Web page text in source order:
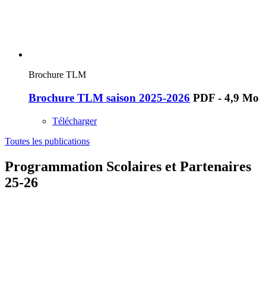
Brochure TLM
Brochure TLM saison 2025-2026 PDF - 4,9 Mo
Télécharger
Toutes les publications
Programmation Scolaires et Partenaires
25-26